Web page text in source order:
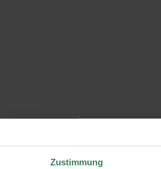
Zustimmung